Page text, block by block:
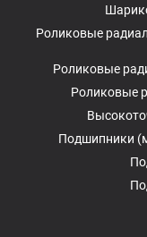
Роликовые
Роликовые
Роликовые
Подшипники